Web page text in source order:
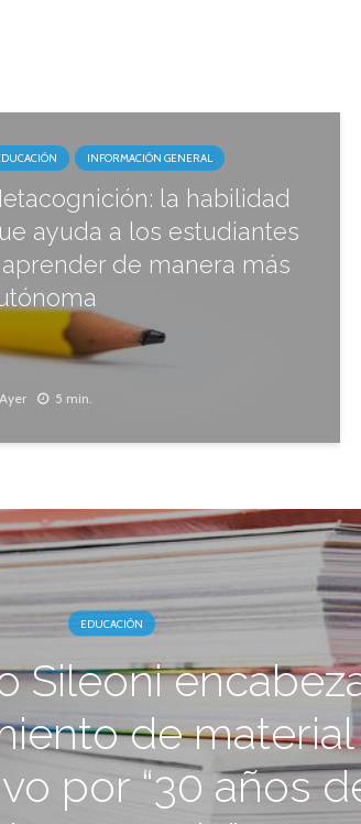
INFORMACIÓN GENERAL
la habilidad
ayuda a los estudiantes
de manera más
Ayer 5 min.
EDUCACIÓN
Sileoni
de material
por “30 años